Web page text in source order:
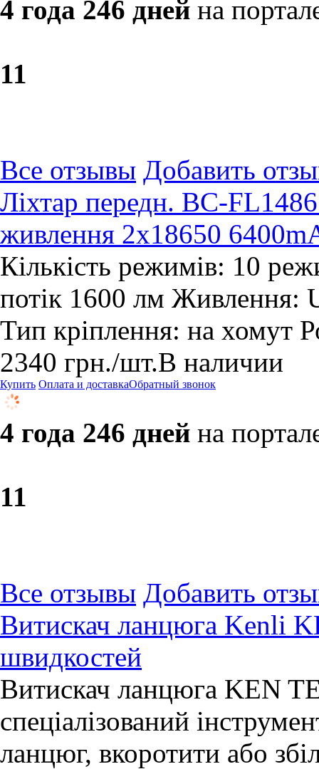
4 года 246 дней на
11
Все отзывы Добавить
Ліхтар передн. BC-
живлення 2х18650
Кількість режимів: 10
потік 1600 лм Живлення:
Тип кріплення: на хомут
2340 грн./шт.В наличии
Купить Оплата и доставкаОбратный звонок
4 года 246 дней на
11
Все отзывы Добавить
Витискач ланцюга Kenli
швидкостей
Витискач ланцюга KEN
спеціалізований
ланцюг, вкоротити або